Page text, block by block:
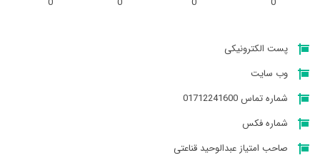
پست الکترونیکی
وب سایت
شماره تماس 01712241600
شماره فکس
صاحب امتیاز عبدالوحید قناعتی